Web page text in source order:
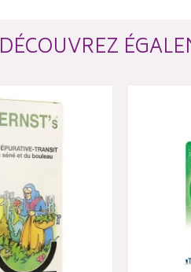
DÉCOUVREZ